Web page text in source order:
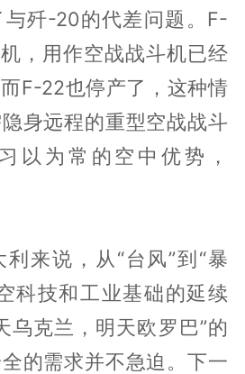
歼-20的代差问题。F-
，用作空战战斗机已经
F-22也停产了，这种情
身远程的重型空战战斗
以为常的空中优势，
来说，从“台风”到“暴
科技和工业基础的延续
乌克兰，明天欧罗巴”的
的需求并不急迫。下一